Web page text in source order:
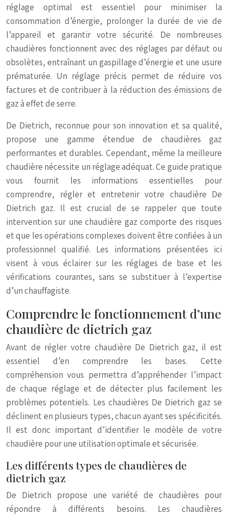
réglage optimal est essentiel pour minimiser la
consommation d’énergie, prolonger la durée de vie de
l’appareil et garantir votre sécurité. De nombreuses
chaudières fonctionnent avec des réglages par défaut ou
obsolètes, entraînant un gaspillage d’énergie et une usure
prématurée. Un réglage précis permet de réduire vos
factures et de contribuer à la réduction des émissions de
gaz à effet de serre.
De Dietrich, reconnue pour son innovation et sa qualité,
propose une gamme étendue de chaudières gaz
performantes et durables. Cependant, même la meilleure
chaudière nécessite un réglage adéquat. Ce guide pratique
vous fournit les informations essentielles pour
comprendre, régler et entretenir votre chaudière De
Dietrich gaz. Il est crucial de se rappeler que toute
intervention sur une chaudière gaz comporte des risques
et que les opérations complexes doivent être confiées à un
professionnel qualifié. Les informations présentées ici
visent à vous éclairer sur les réglages de base et les
vérifications courantes, sans se substituer à l’expertise
d’un chauffagiste.
Comprendre le fonctionnement d’une
chaudière de dietrich gaz
Avant de régler votre chaudière De Dietrich gaz, il est
essentiel d’en comprendre les bases. Cette
compréhension vous permettra d’appréhender l’impact
de chaque réglage et de détecter plus facilement les
problèmes potentiels. Les chaudières De Dietrich gaz se
déclinent en plusieurs types, chacun ayant ses spécificités.
Il est donc important d’identifier le modèle de votre
chaudière pour une utilisation optimale et sécurisée.
Les différents types de chaudières de
dietrich gaz
De Dietrich propose une variété de chaudières pour
répondre à différents besoins. Les chaudières